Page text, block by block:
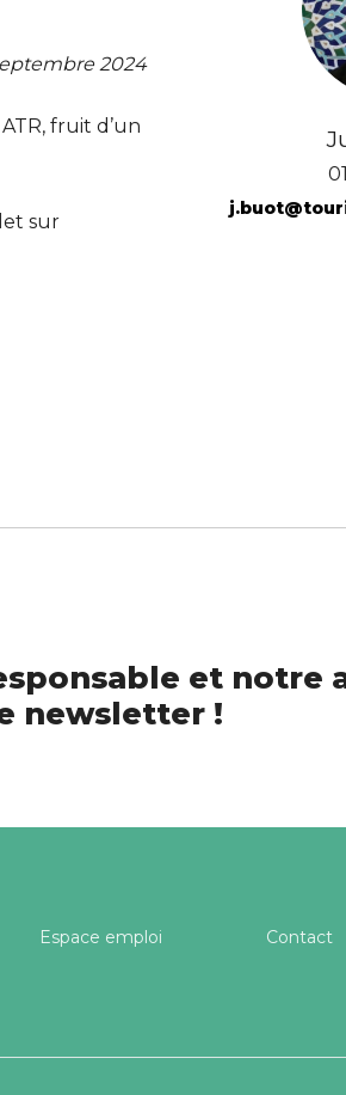
2024
fruit d’un
sur
et notre
newsletter !
Espace emploi Contact